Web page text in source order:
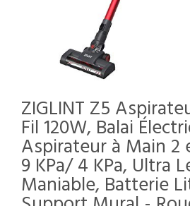
ZIGLINT Z5
Fil 120W, Balai
Aspirateur à Main 2
9 KPa/ 4 KPa, Ultra
Maniable, Batterie